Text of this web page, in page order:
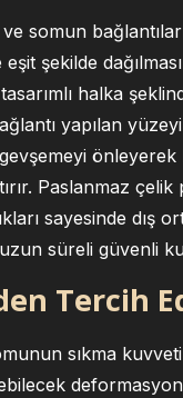
somun
şekilde
halka
yapılan
önleyerek
Paslanmaz
sayesinde dış
süreli güvenli
Tercih
sıkma